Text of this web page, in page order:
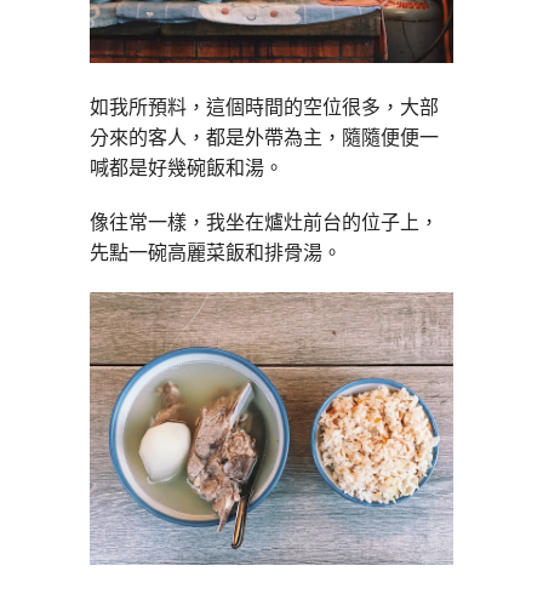
如我所預料，這個時間的空位很多，大部
分來的客人，都是外帶為主，隨隨便便一
喊都是好幾碗飯和湯。
像往常一樣，我坐在爐灶前台的位子上，
先點一碗高麗菜飯和排骨湯。